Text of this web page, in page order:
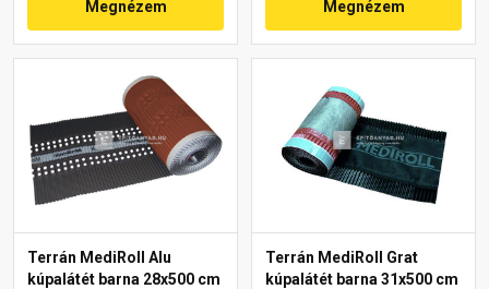
Megnézem Megnézem
Terrán MediRoll Alu
kúpalátét barna 28x500 cm
Terrán MediRoll Grat
kúpalátét barna 31x500 cm